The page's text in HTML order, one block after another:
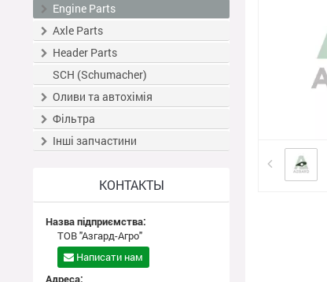
Engine Parts
Axle Parts
Header Parts
SCH (Schumacher)
Оливи та автохімія
Фільтра
Інші запчастини
КОНТАКТЫ
Назва підприємства:
ТОВ "Азгард-Агро"
Написати нам
Адреса: